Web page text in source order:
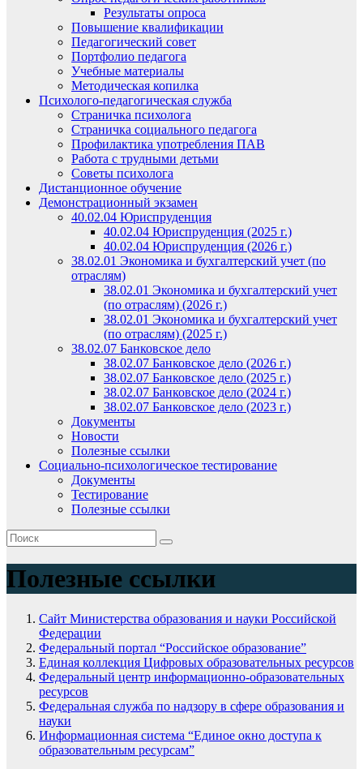
Результаты опроса
Повышение квалификации
Педагогический совет
Портфолио педагога
Учебные материалы
Методическая копилка
Психолого-педагогическая служба
Страничка психолога
Страничка социального педагога
Профилактика употребления ПАВ
Работа с трудными детьми
Советы психолога
Дистанционное обучение
Демонстрационный экзамен
40.02.04 Юриспруденция
40.02.04 Юриспруденция (2025 г.)
40.02.04 Юриспруденция (2026 г.)
38.02.01 Экономика и бухгалтерский учет (по
отраслям)
38.02.01 Экономика и бухгалтерский учет
(по отраслям) (2026 г.)
38.02.01 Экономика и бухгалтерский учет
(по отраслям) (2025 г.)
38.02.07 Банковское дело
38.02.07 Банковское дело (2026 г.)
38.02.07 Банковское дело (2025 г.)
38.02.07 Банковское дело (2024 г.)
38.02.07 Банковское дело (2023 г.)
Документы
Новости
Полезные ссылки
Социально-психологическое тестирование
Документы
Тестирование
Полезные ссылки
Полезные ссылки
Сайт Министерства образования и науки Российской
Федерации
Федеральный портал “Российское образование”
Единая коллекция Цифровых образовательных ресурсов
Федеральный центр информационно-образовательных
ресурсов
Федеральная служба по надзору в сфере образования и
науки
Информационная система “Единое окно доступа к
образовательным ресурсам”